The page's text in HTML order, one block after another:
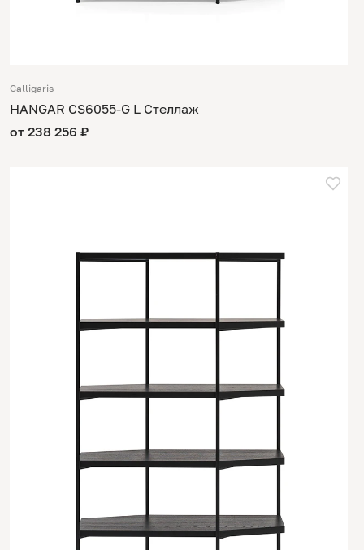
Calligaris
HANGAR CS6055-G L Стеллаж
от 238 256 ₽